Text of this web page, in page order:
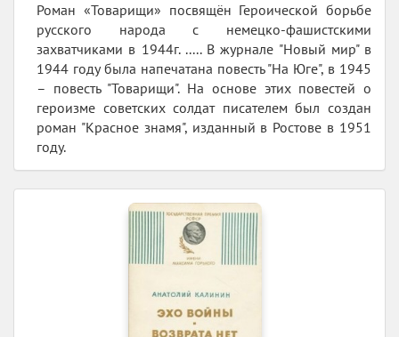
Роман «Товарищи» посвящён Героической борьбе
русского народа с немецко-фашистскими
захватчиками в 1944г. ..... В журнале "Новый мир" в
1944 году была напечатана повесть "На Юге", в 1945
– повесть "Товарищи". На основе этих повестей о
героизме советских солдат писателем был создан
роман "Красное знамя", изданный в Ростове в 1951
году.